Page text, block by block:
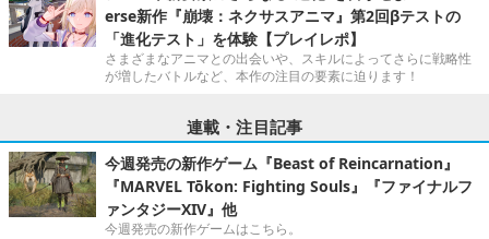
erse新作『崩壊：ネクサスアニマ』第2回βテストの
「進化テスト」を体験【プレイレポ】
さまざまなアニマとの出会いや、スキルによってさらに戦略性
が増したバトルなど、本作の注目の要素に迫ります！
連載・注目記事
今週発売の新作ゲーム『Beast of Reincarnation』
『MARVEL Tōkon: Fighting Souls』『ファイナルフ
ァンタジーXIV』他
今週発売の新作ゲームはこちら。